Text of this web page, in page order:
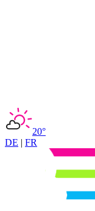
20°
DE | FR